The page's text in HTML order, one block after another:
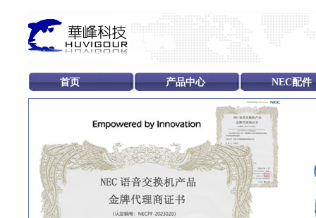
首页 产品中心 NEC配件